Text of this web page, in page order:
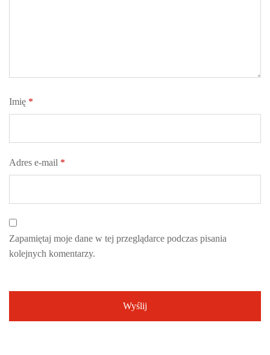
Imię *
Adres e-mail *
Zapamiętaj moje dane w tej przeglądarce podczas pisania
kolejnych komentarzy.